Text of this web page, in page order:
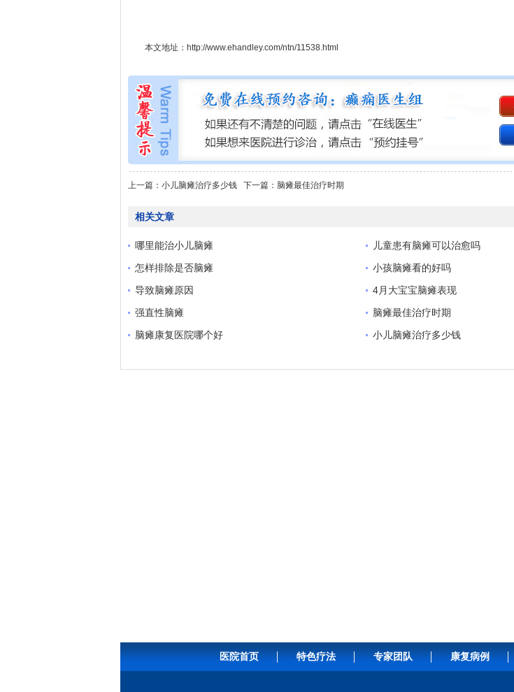
本文地址： http://www.ehandley.com/ntn/11538.html
上一篇： 小儿脑瘫治疗多少钱 下一篇： 脑瘫最佳治疗时期
相关文章
哪里能治小儿脑瘫
儿童患有脑瘫可以治愈吗
怎样排除是否脑瘫
小孩脑瘫看的好吗
导致脑瘫原因
4月大宝宝脑瘫表现
强直性脑瘫
脑瘫最佳治疗时期
脑瘫康复医院哪个好
小儿脑瘫治疗多少钱
医院首页 特色疗法 专家团队 康复病例